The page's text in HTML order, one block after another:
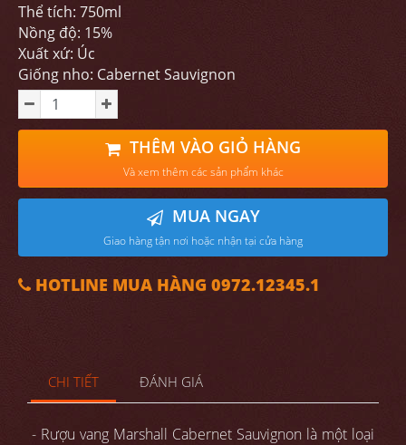
Thể tích: 750ml
Nồng độ: 15%
Xuất xứ: Úc
Giống nho: Cabernet Sauvignon
THÊM VÀO GIỎ HÀNG
Và xem thêm các sản phẩm khác
MUA NGAY
Giao hàng tận nơi hoặc nhận tại cửa hàng
HOTLINE MUA HÀNG 0972.12345.1
CHI TIẾT ĐÁNH GIÁ
- Rượu vang Marshall Cabernet Sauvignon là một loại